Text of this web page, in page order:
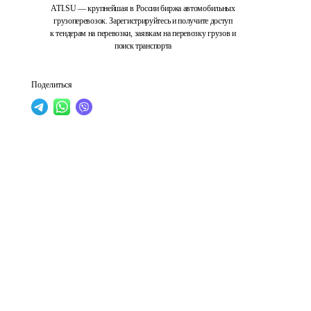
ATI.SU — крупнейшая в России биржа автомобильных
грузоперевозок. Зарегистрируйтесь и получите доступ
к тендерам на перевозки, заявкам на перевозку грузов и
поиск транспорта
Поделиться